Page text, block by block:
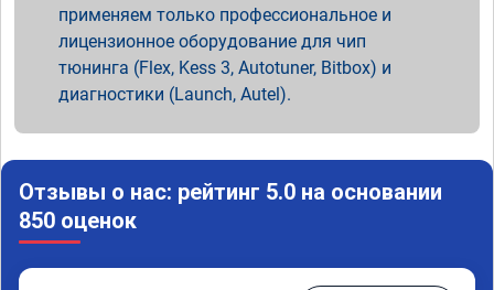
применяем только профессиональное и
лицензионное оборудование для чип
тюнинга (Flex, Kess 3, Autotuner, Bitbox) и
диагностики (Launch, Autel).
Отзывы о нас: рейтинг 5.0 на основании
850 оценок